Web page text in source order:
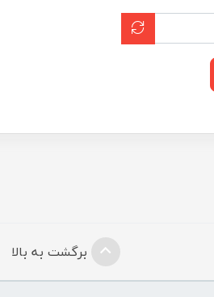
برگشت به بالا